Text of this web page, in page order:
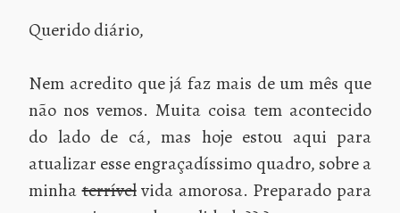
Querido diário,
Nem acredito que já faz mais de um mês que
não nos vemos. Muita coisa tem acontecido
do lado de cá, mas hoje estou aqui para
atualizar esse engraçadíssimo quadro, sobre a
minhaterrívelvida amorosa. Preparado para